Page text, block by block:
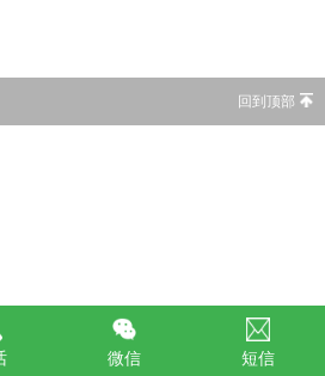
回到顶部
微信 短信